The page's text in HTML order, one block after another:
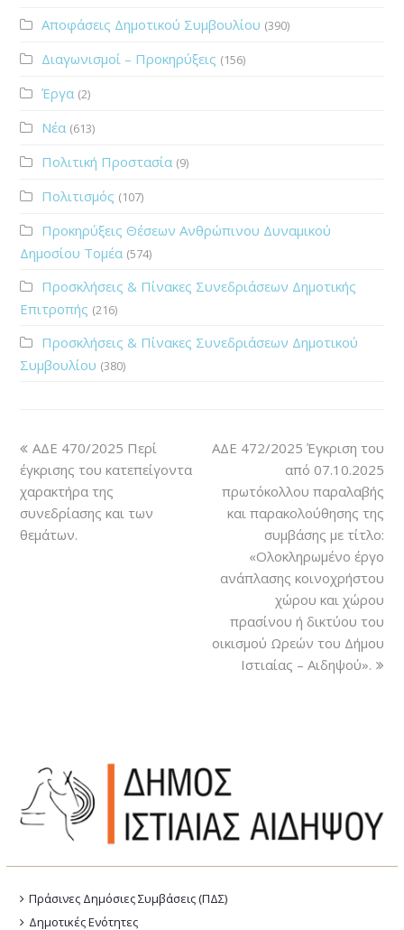
Αποφάσεις Δημοτικού Συμβουλίου (390)
Διαγωνισμοί – Προκηρύξεις (156)
Έργα (2)
Νέα (613)
Πολιτική Προστασία (9)
Πολιτισμός (107)
Προκηρύξεις Θέσεων Ανθρώπινου Δυναμικού
Δημοσίου Τομέα (574)
Προσκλήσεις & Πίνακες Συνεδριάσεων Δημοτικής
Επιτροπής (216)
Προσκλήσεις & Πίνακες Συνεδριάσεων Δημοτικού
Συμβουλίου (380)
ΑΔΕ 470/2025 Περί
έγκρισης του κατεπείγοντα
χαρακτήρα της
συνεδρίασης και των
θεμάτων.
ΑΔΕ 472/2025 Έγκριση του
από 07.10.2025
πρωτόκολλου παραλαβής
και παρακολούθησης της
συμβάσης με τίτλο:
«Ολοκληρωμένο έργο
ανάπλασης κοινοχρήστου
χώρου και χώρου
πρασίνου ή δικτύου του
οικισμού Ωρεών του Δήμου
Ιστιαίας – Αιδηψού».
Πράσινες Δημόσιες Συμβάσεις (ΠΔΣ)
Δημοτικές Ενότητες